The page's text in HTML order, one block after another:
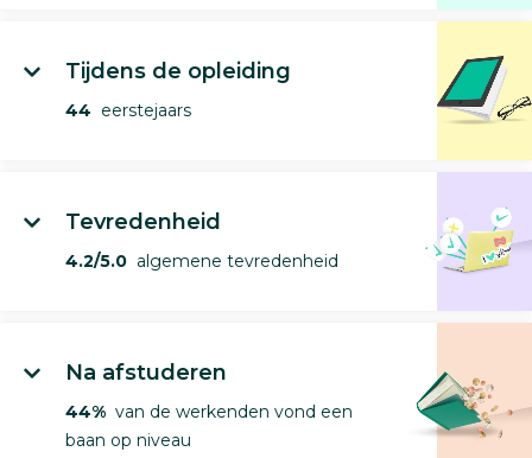
Tijdens de opleiding
44 eerstejaars
Tevredenheid
4.2/5.0 algemene tevredenheid
Na afstuderen
44% van de werkenden vond een
baan op niveau